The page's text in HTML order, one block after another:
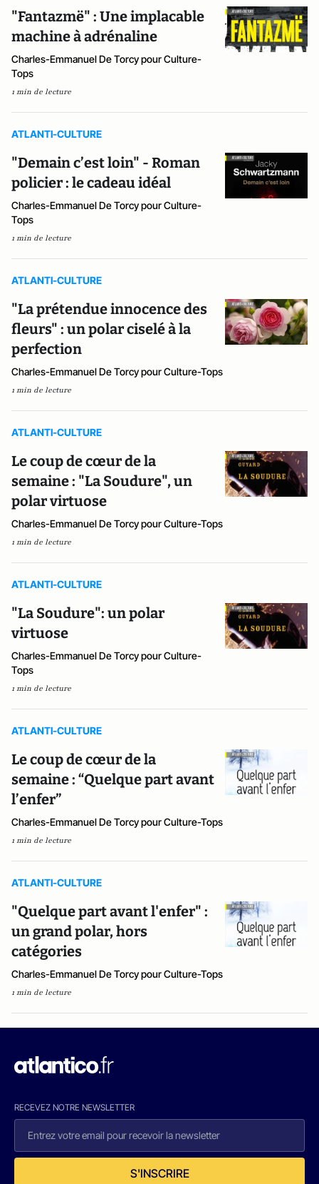
"Fantazmë" : Une implacable
machine à adrénaline
Charles-Emmanuel De Torcy pour Culture-
Tops
1 min de lecture
ATLANTI-CULTURE
"Demain c’est loin" - Roman
policier : le cadeau idéal
Charles-Emmanuel De Torcy pour Culture-
Tops
1 min de lecture
ATLANTI-CULTURE
"La prétendue innocence des
fleurs" : un polar ciselé à la
perfection
Charles-Emmanuel De Torcy pour Culture-Tops
1 min de lecture
ATLANTI-CULTURE
Le coup de cœur de la
semaine : "La Soudure", un
polar virtuose
Charles-Emmanuel De Torcy pour Culture-Tops
1 min de lecture
ATLANTI-CULTURE
"La Soudure": un polar
virtuose
Charles-Emmanuel De Torcy pour Culture-
Tops
1 min de lecture
ATLANTI-CULTURE
Le coup de cœur de la
semaine : “Quelque part avant
l’enfer”
Charles-Emmanuel De Torcy pour Culture-Tops
1 min de lecture
ATLANTI-CULTURE
"Quelque part avant l'enfer" :
un grand polar, hors
catégories
Charles-Emmanuel De Torcy pour Culture-Tops
1 min de lecture
RECEVEZ NOTRE NEWSLETTER
S'INSCRIRE